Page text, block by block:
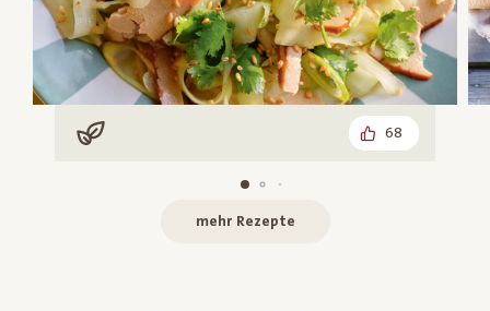
Vegan 68
mehr Rezepte